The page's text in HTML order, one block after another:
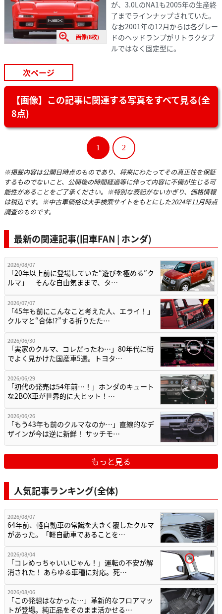
画像(8枚)
が、3.0LのNA1も2005年の生産終
了までラインナップされていた。
なお2001年の12月からは各グレー
ドのヘッドランプがリトラクタブ
ルではなく固定型に。
次ページ
【画像】この記事に関連する写真をすべて見る(全
8点)
1 2
※掲載内容は公開日時点のものであり、将来にわたってその真正性を保証
するものでないこと、公開後の時間経過等に伴って内容に不備が生じる可
能性があることをご了承ください。※特別な表記がないかぎり、価格情報
は税込です。※中古車価格は大手検索サイトをもとにした2024年11月時点
調査のものです。
最新の関連記事(旧車FAN | ホンダ)
2026/08/07
「20年以上前に登場していた“遊びを極める”ク
ルマ」 そんな自由気ままで、タ…
2026/07/07
「45年も前にこんなこと考えた人、エライ！」
クルマと“合体⁉︎”する折りたた…
2026/06/30
「実家のクルマ、コレだったわ…」80年代に街
でよく見かけた国産車5選。トヨタ…
2026/06/29
「初代の発売は54年前…！」ホンダのキュート
な2BOX車が世界的に大ヒット！…
2026/06/26
「もう43年も前のクルマなのか…」直線的なデ
ザインが今は逆に新鮮！ サッチモ…
もっと見る
人気記事ランキング(全体)
2026/08/07
64年前、軽自動車の常識を大きく覆したクルマ
があった。「軽自動車であることを…
2026/08/04
「コレめっちゃいいじゃん！」運転の不安が解
消された！ あらゆる車種に対応。死…
2026/08/06
「この発想はなかった…」革新的なフロアマッ
トが登場。純正品をそのまま活かせる…